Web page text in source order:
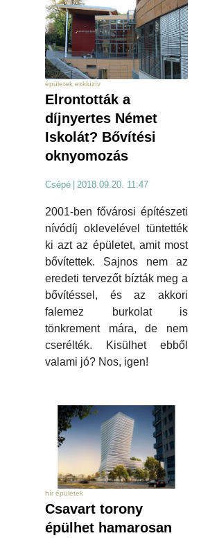
épületek exkluzív
Elrontották a
díjnyertes Német
Iskolát? Bővítési
oknyomozás
Csépé 2018.09.20. 11:47
2001-ben fővárosi építészeti
nívódíj oklevelével tüntették
ki azt az épületet, amit most
bővítettek. Sajnos nem az
eredeti tervezőt bízták meg a
bővítéssel, és az akkori
falemez burkolat is
tönkrement mára, de nem
cserélték. Kisülhet ebből
valami jó? Nos, igen!
hír épületek
Csavart torony
épülhet hamarosan